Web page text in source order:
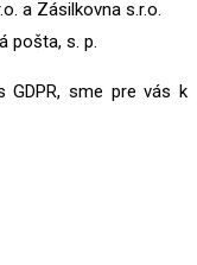
a Zásilkovna s.r.o.
pošta, s. p.
GDPR, sme pre vás k